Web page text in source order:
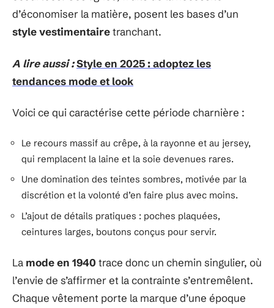
d’économiser la matière, posent les bases d’un
style vestimentairetranchant.
A lire aussi :Style en 2025 : adoptez les
tendances mode et look
Voici ce qui caractérise cette période charnière :
Le recours massif au crêpe, à la rayonne et au jersey,
qui remplacent la laine et la soie devenues rares.
Une domination des teintes sombres, motivée par la
discrétion et la volonté d’en faire plus avec moins.
L’ajout de détails pratiques : poches plaquées,
ceintures larges, boutons conçus pour servir.
La mode en 1940 trace donc un chemin singulier, où
l’envie de s’affirmer et la contrainte s’entremêlent.
Chaque vêtement porte la marque d’une époque